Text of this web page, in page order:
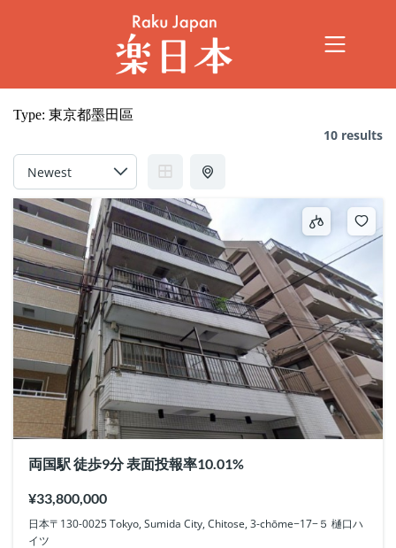
Type: 東京都墨田區
10 results
両国駅 徒歩9分 表面投報率10.01%
¥33,800,000
日本〒130-0025 Tokyo, Sumida City, Chitose, 3-chōme−17−５ 樋口ハ
イツ